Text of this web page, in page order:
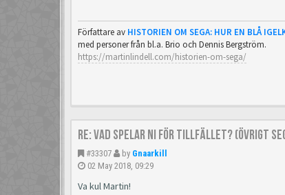
Författare av HISTORIEN OM SEGA: HUR EN BLÅ
med personer från bl.a. Brio och Dennis Bergström.
https://martinlindell.com/historien-om-sega/
Re: Vad spelar ni för tillfället? (Övrigt
#33307 by Gnaarkill
02 May 2018, 09:29
Va kul Martin!